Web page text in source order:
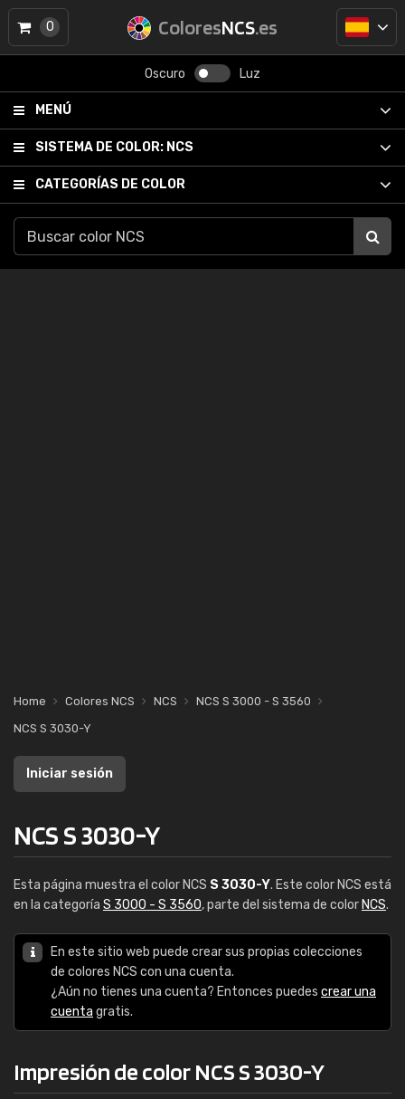
ColoresNCS.es
Oscuro Luz
MENÚ
SISTEMA DE COLOR: NCS
CATEGORÍAS DE COLOR
0
Home Colores NCS NCS
NCS S 3000 - S 3560
NCS S 3030-Y
Iniciar sesión
NCS S 3030-Y
Esta página muestra el color NCS S 3030-Y. Este color NCS está
en la categoría S 3000 - S 3560, parte del sistema de color NCS.
En este sitio web puede crear sus propias colecciones
de colores NCS con una cuenta.
¿Aún no tienes una cuenta? Entonces puedes crear una
cuenta gratis.
Impresión de color NCS S 3030-Y